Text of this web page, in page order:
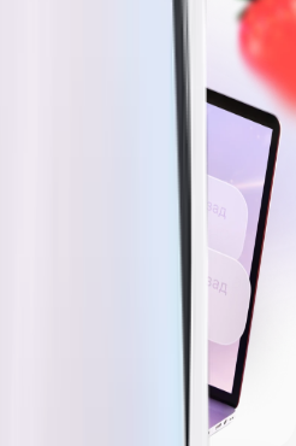
строится на донатах
характера.
полностью,
будет проблематично.
(например, сидеть
деле удастся выйти на
60 000 рублей,